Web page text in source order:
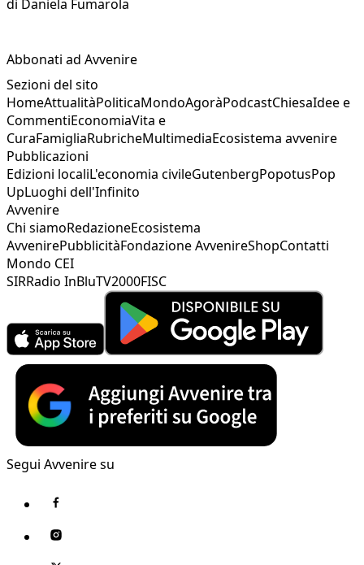
di Daniela Fumarola
Abbonati ad Avvenire
Sezioni del sito
HomeAttualitàPoliticaMondoAgoràPodcastChiesaIdee e
CommentiEconomiaVita e
CuraFamigliaRubricheMultimediaEcosistema avvenire
Pubblicazioni
Edizioni localiL'economia civileGutenbergPopotusPop
UpLuoghi dell'Infinito
Avvenire
Chi siamoRedazioneEcosistema
AvvenirePubblicitàFondazione AvvenireShopContatti
Mondo CEI
SIRRadio InBluTV2000FISC
Segui Avvenire su